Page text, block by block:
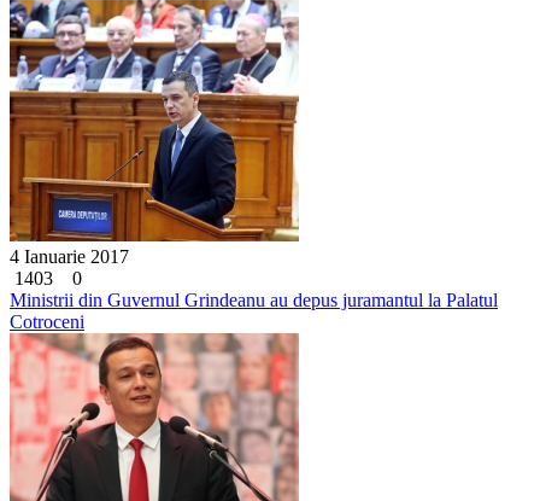
4 Ianuarie 2017
1403
0
Ministrii din Guvernul Grindeanu au depus juramantul la Palatul
Cotroceni